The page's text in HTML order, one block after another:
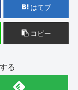
はてブ
コピー
る